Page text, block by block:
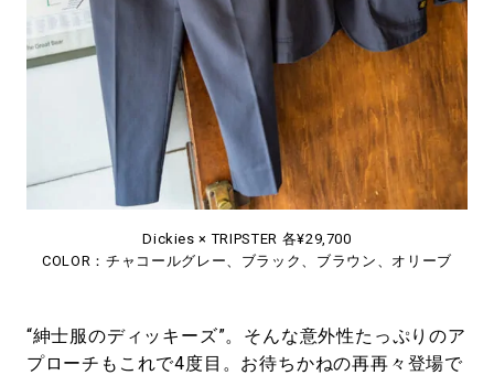
Dickies × TRIPSTER 各¥29,700
COLOR：チャコールグレー、ブラック、ブラウン、オリーブ
“紳士服のディッキーズ”。そんな意外性たっぷりのア
プローチもこれで4度目。お待ちかねの再再々登場で